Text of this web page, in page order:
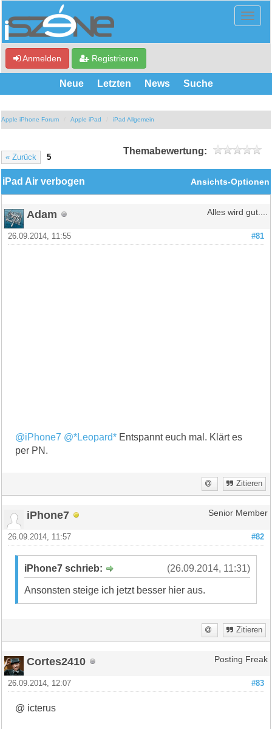
Anmelden Registrieren
Neue Letzten News Suche
Apple iPhone Forum Apple iPad iPad Allgemein
« Zurück 5
Themabewertung:
Ansichts-Optionen
iPad Air verbogen
Adam Alles wird gut....
#81
26.09.2014, 11:55
@iPhone7 @*Leopard* Entspannt euch mal. Klärt es
per PN.
Zitieren
iPhone7 Senior Member
#82
26.09.2014, 11:57
(26.09.2014, 11:31)
iPhone7 schrieb:
Ansonsten steige ich jetzt besser hier aus.
Zitieren
Cortes2410 Posting Freak
#83
26.09.2014, 12:07
@ icterus